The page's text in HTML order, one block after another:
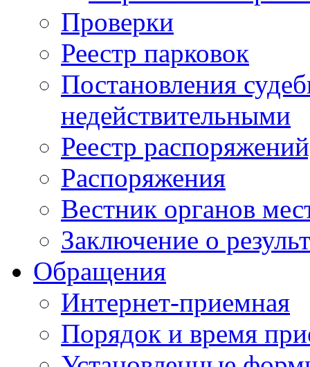
Проверки
Реестр парковок
Постановления
недействительными
Реестр
Распоряжения
Вестник органов
Заключение о
Обращения
Интернет-приемная
Порядок и время